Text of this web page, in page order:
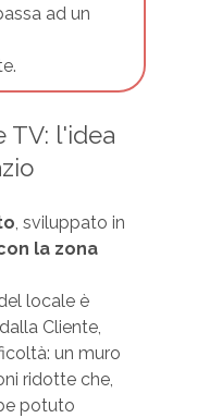
ad un
TV: l'idea
, sviluppato in
la zona
locale è
Cliente,
un muro
ridotte che,
potuto